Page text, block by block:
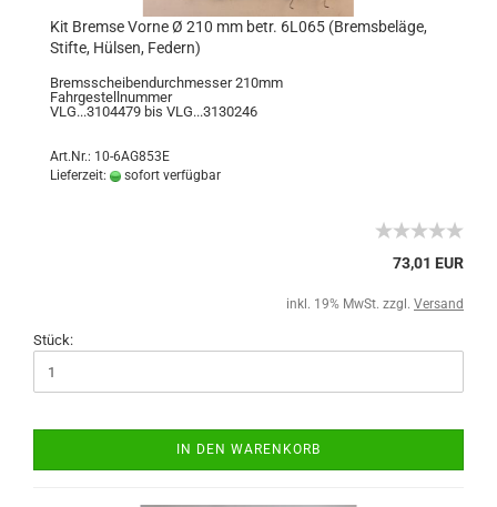
Kit Bremse Vorne Ø 210 mm betr. 6L065 (Bremsbeläge,
Stifte, Hülsen, Federn)
Bremsscheibendurchmesser 210mm
Fahrgestellnummer
VLG...3104479 bis VLG...3130246
Art.Nr.: 10-6AG853E
Lieferzeit:
sofort verfügbar
73,01 EUR
inkl. 19% MwSt. zzgl. Versand
Stück:
IN DEN WARENKORB